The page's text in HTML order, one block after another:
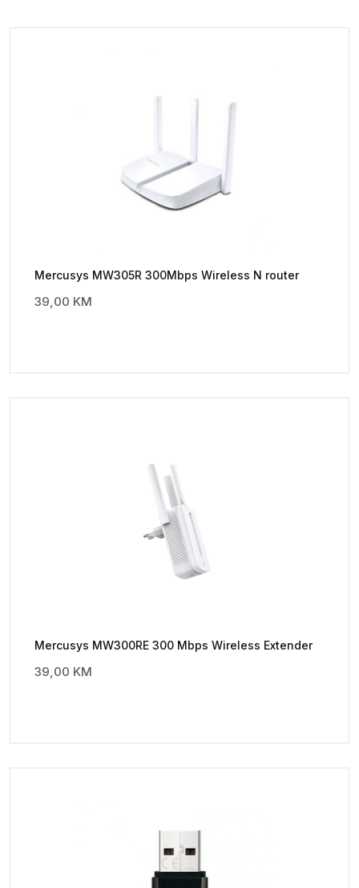
Mercusys MW305R 300Mbps Wireless N router
39,00 KM
Mercusys MW300RE 300 Mbps Wireless Extender
39,00 KM